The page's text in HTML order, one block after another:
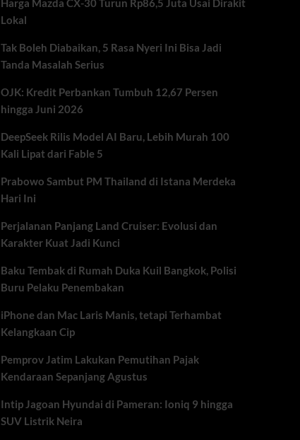
Lokal
Tak Boleh Diabaikan, 5 Rasa Nyeri Ini Bisa Jadi
Tanda Masalah Serius
OJK: Kredit Perbankan Tumbuh 12,67 Persen
hingga Juni 2026
DeepSeek Rilis Model AI Baru, Lebih Murah 100
Kali Lipat dari Fable 5
Prabowo Sambut PM Thailand di Istana Merdeka
Hari Ini
Perjalanan Panjang Land Cruiser: Evolusi dan
Karakter Kuat Jadi Kunci
Baku Tembak di Rumah Duka Kuil Bangkok, Polisi
Buru Pelaku Penembakan
iPhone dan Mac Laris Manis, tetapi Terhambat
Kelangkaan Cip
Pemprov Jatim Lakukan Pemutihan Pajak
Kendaraan Sepanjang Agustus
Intip Jagoan Hyundai di Pameran: Ioniq 9 hingga
SUV Listrik Neira